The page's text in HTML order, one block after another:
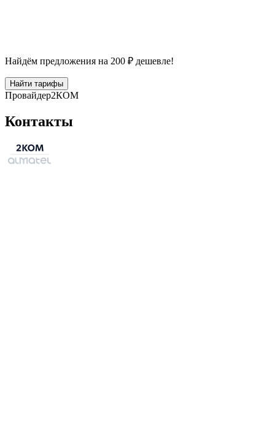
Найдём предложения на 200 ₽ дешевле!
Найти тарифы
Провайдер2КОМ
Контакты